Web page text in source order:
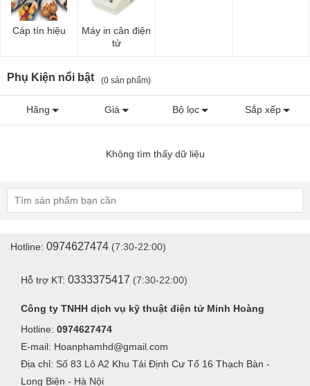
Cáp tín hiệu
Máy in cân điện
tử
Phụ Kiện nổi bật (0 sản phẩm)
Hãng Giá Bộ lọc Sắp xếp
Không tìm thấy dữ liệu
Hotline: 0974627474 (7:30-22:00)
Hỗ trợ KT: 0333375417 (7:30-22:00)
Công ty TNHH dịch vụ kỹ thuật điện tử Minh Hoàng
Hotline: 0974627474
E-mail: Hoanphamhd@gmail.com
Địa chỉ: Số 83 Lô A2 Khu Tái Định Cư Tổ 16 Thạch Bàn -
Long Biên - Hà Nội